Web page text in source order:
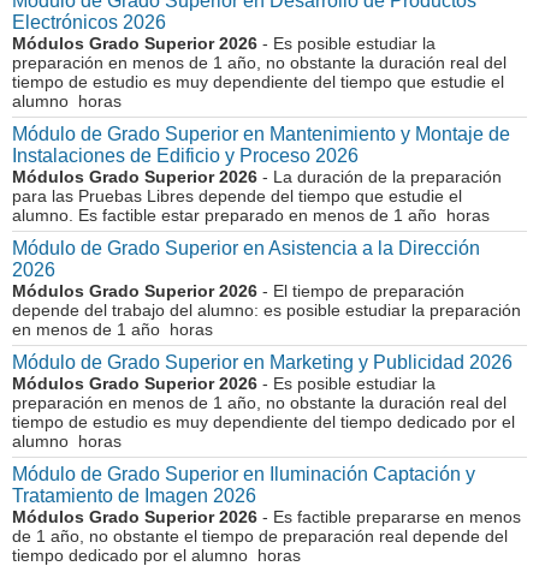
Electrónicos 2026
Módulos Grado Superior 2026 - Es posible estudiar la
preparación en menos de 1 año, no obstante la duración real del
tiempo de estudio es muy dependiente del tiempo que estudie el
alumno horas
Módulo de Grado Superior en Mantenimiento y Montaje de
Instalaciones de Edificio y Proceso 2026
Módulos Grado Superior 2026 - La duración de la preparación
para las Pruebas Libres depende del tiempo que estudie el
alumno. Es factible estar preparado en menos de 1 año horas
Módulo de Grado Superior en Asistencia a la Dirección
2026
Módulos Grado Superior 2026 - El tiempo de preparación
depende del trabajo del alumno: es posible estudiar la preparación
en menos de 1 año horas
Módulo de Grado Superior en Marketing y Publicidad 2026
Módulos Grado Superior 2026 - Es posible estudiar la
preparación en menos de 1 año, no obstante la duración real del
tiempo de estudio es muy dependiente del tiempo dedicado por el
alumno horas
Módulo de Grado Superior en Iluminación Captación y
Tratamiento de Imagen 2026
Módulos Grado Superior 2026 - Es factible prepararse en menos
de 1 año, no obstante el tiempo de preparación real depende del
tiempo dedicado por el alumno horas